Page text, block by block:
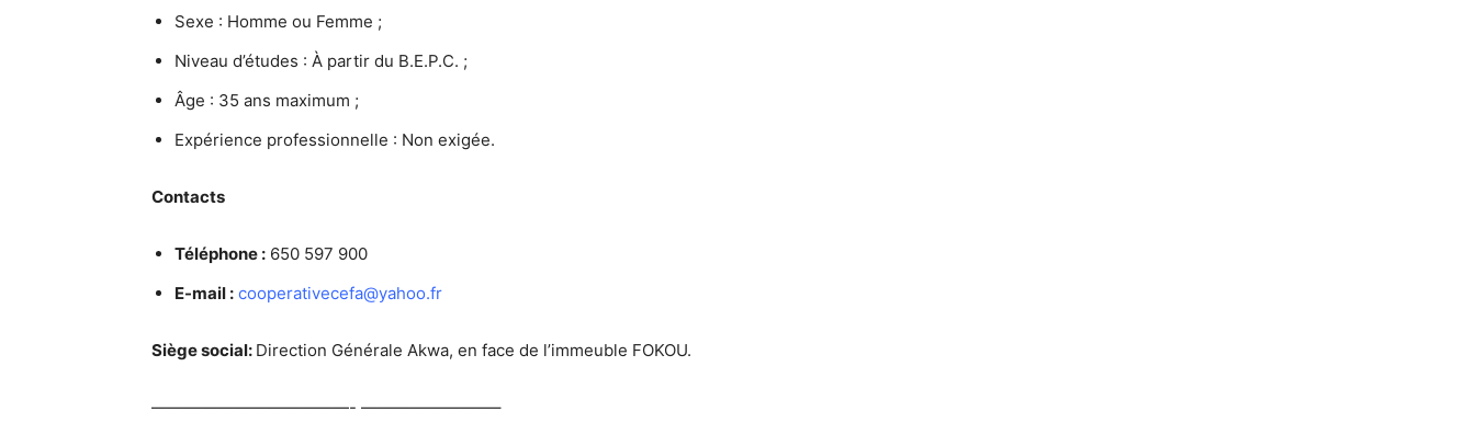
Sexe : Homme ou Femme ;
Niveau d’études : À partir du B.E.P.C. ;
Âge : 35 ans maximum ;
Expérience professionnelle : Non exigée.
Contacts
Téléphone : 650 597 900
E-mail : cooperativecefa@yahoo.fr
Siège social: Direction Générale Akwa, en face de l’immeuble FOKOU.
————————————- ————————–